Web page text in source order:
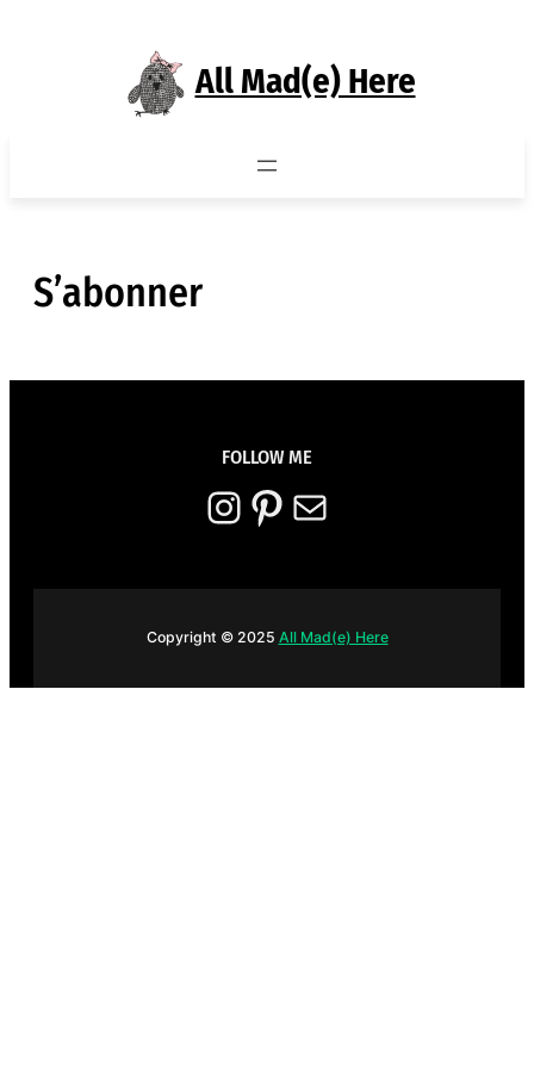
All Mad(e) Here
S’abonner
FOLLOW ME
Instagram Pinterest E-mail
Copyright © 2025 All Mad(e) Here